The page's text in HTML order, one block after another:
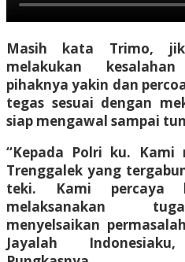
Masih kata Trimo,
melakukan
pihaknya yakin dan
tegas sesuai dengan
siap mengawal sampai
“Kepada Polri ku. Kami
Trenggalek yang
teki. Kami percaya
melaksanakan
menyelsaikan
Jayalah